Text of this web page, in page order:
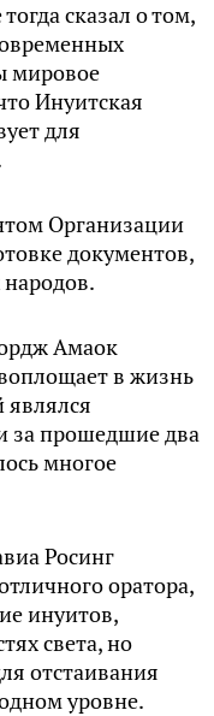
сказал о том,
мировое
Инуитская
для
Организации
документов,
Амаок
в жизнь
за прошедшие два
многое
Росинг
оратора,
инуитов,
света, но
отстаивания
уровне.